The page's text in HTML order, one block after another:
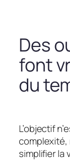
Des
font
du
L’objectif
complexité,
simplifier la